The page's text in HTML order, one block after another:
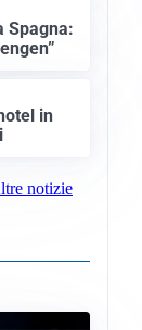
Spagna:
in
notizie